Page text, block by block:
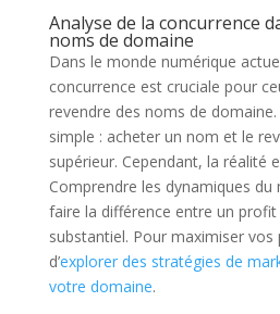
Analyse de la concurrence
noms de domaine
Dans le monde numérique
concurrence est cruciale pour
revendre des noms de
simple : acheter un nom et le
supérieur. Cependant, la réalité
Comprendre les dynamiques
faire la différence entre un
substantiel. Pour maximiser
d’explorer des stratégies de
votre domaine.